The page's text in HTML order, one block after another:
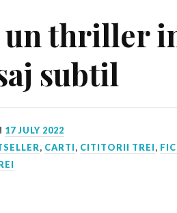
thriller
subtil
17 JULY 2022
, CARTI, CITITORII TREI,